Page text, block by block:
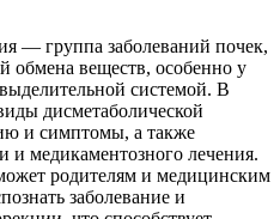
— группа заболеваний почек,
обмена веществ, особенно у
системой. В
дисметаболической
и симптомы, а также
и медикаментозного лечения.
родителям и медицинским
заболевание и